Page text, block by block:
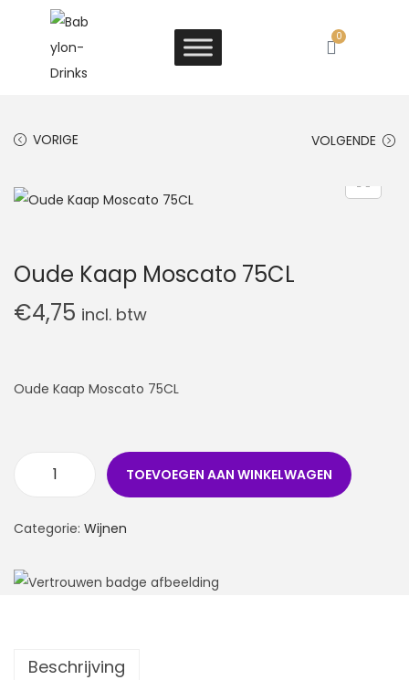
0
VORIGE VOLGENDE
Oude Kaap Moscato 75CL
€4,75 incl. btw
Oude Kaap Moscato 75CL
TOEVOEGEN AAN WINKELWAGEN
Categorie: Wijnen
Beschrijving